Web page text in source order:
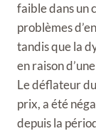
faible dans un
problèmes
tandis que la
en raison
Le déflateur
prix, a été
depuis la